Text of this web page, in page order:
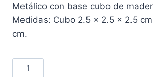
Metálico con base cubo de
Medidas: Cubo 2.5 x 2.5 x 2.5
cm.